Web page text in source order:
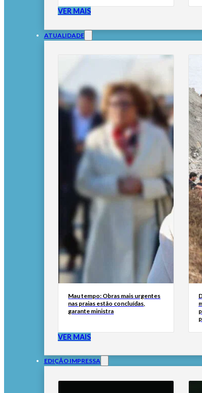
VER MAIS
ATUALIDADE
Mau tempo: Obras mais urgentes
nas praias estão concluídas,
garante ministra
VER MAIS
EDIÇÃO IMPRESSA